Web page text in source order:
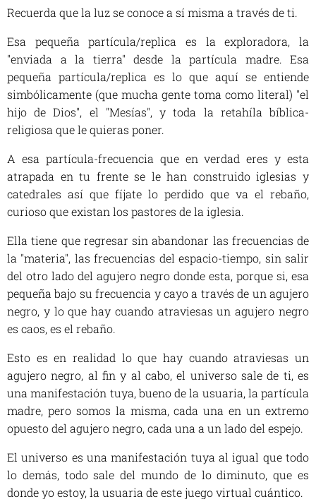
Recuerda que la luz se conoce a sí misma a través de ti.
Esa pequeña partícula/replica es la exploradora, la
"enviada a la tierra" desde la partícula madre. Esa
pequeña partícula/replica es lo que aquí se entiende
simbólicamente (que mucha gente toma como literal) "el
hijo de Dios", el "Mesías", y toda la retahíla bíblica-
religiosa que le quieras poner.
A esa partícula-frecuencia que en verdad eres y esta
atrapada en tu frente se le han construido iglesias y
catedrales así que fíjate lo perdido que va el rebaño,
curioso que existan los pastores de la iglesia.
Ella tiene que regresar sin abandonar las frecuencias de
la "materia", las frecuencias del espacio-tiempo, sin salir
del otro lado del agujero negro donde esta, porque si, esa
pequeña bajo su frecuencia y cayo a través de un agujero
negro, y lo que hay cuando atraviesas un agujero negro
es caos, es el rebaño.
Esto es en realidad lo que hay cuando atraviesas un
agujero negro, al fin y al cabo, el universo sale de ti, es
una manifestación tuya, bueno de la usuaria, la partícula
madre, pero somos la misma, cada una en un extremo
opuesto del agujero negro, cada una a un lado del espejo.
El universo es una manifestación tuya al igual que todo
lo demás, todo sale del mundo de lo diminuto, que es
donde yo estoy, la usuaria de este juego virtual cuántico.